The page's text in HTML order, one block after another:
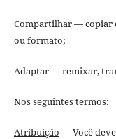
Compartilhar — copiar
ou formato;
Adaptar — remixar,
Nos seguintes termos:
Atribuição — Você